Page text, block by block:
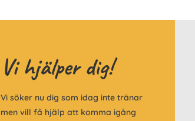
Vi hjälper dig!
Vi söker nu dig som idag inte tränar
men vill få hjälp att komma igång